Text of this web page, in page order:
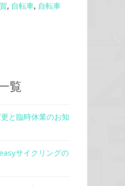
, 自転車, 自転車
覧
と臨時休業のお知
サイクリングの